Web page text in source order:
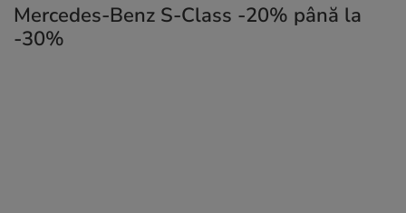
Mercedes-Benz S-Class -20% până la
-30%